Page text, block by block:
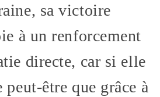
sa victoire
à un renforcement
directe, car si elle
peut-être que grâce à